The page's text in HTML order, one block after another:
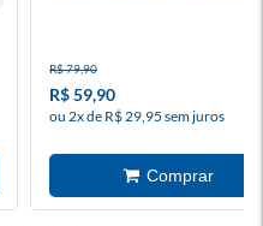
R$ 79,90
R$ 59,90
ou 2x de R$ 29,95 sem juros